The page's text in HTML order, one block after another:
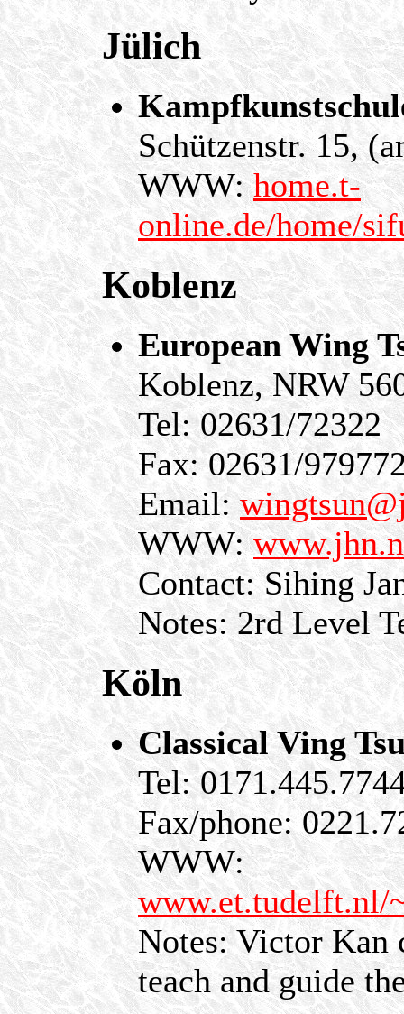
Jülich
Schützenstr. 15,
WWW:home.t-
online.de/home/
Koblenz
European Wing
Koblenz, NRW
Tel: 02631/72322
Fax: 02631/
Email:
WWW:
Contact: Sihing
Notes: 2rd Level
Köln
Classical Ving
Tel:
Fax/phone:
WWW:
www.et.tudelft.nl/
Notes: Victor Kan
teach and guide